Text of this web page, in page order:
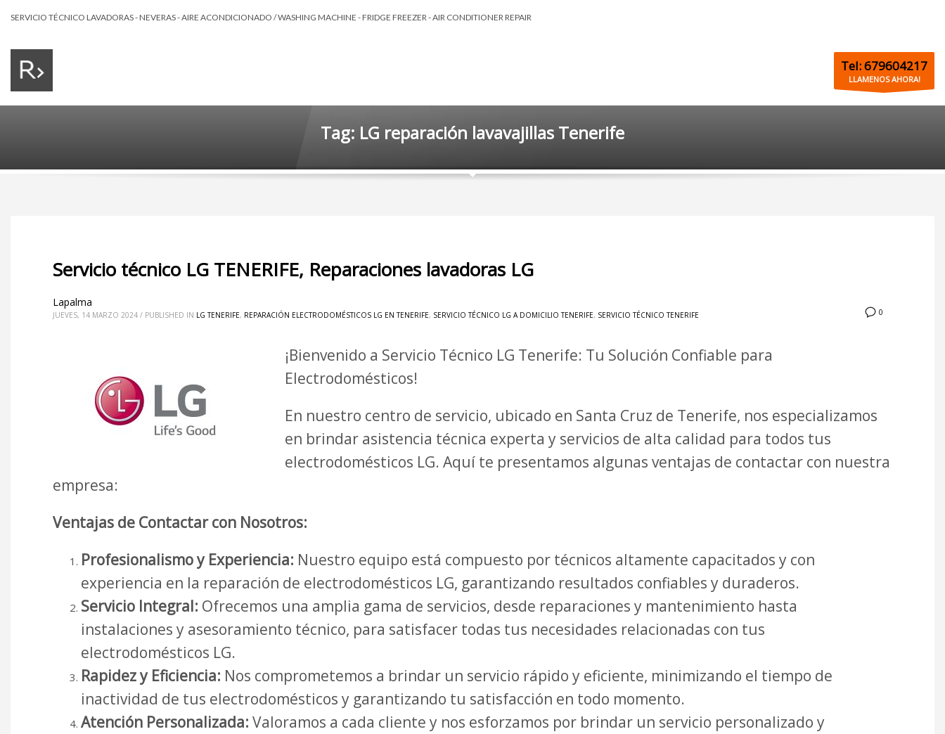
SERVICIO TÉCNICO LAVADORAS - NEVERAS - AIRE ACONDICIONADO / WASHING MACHINE - FRIDGE FREEZER - AIR CONDITIONER REPAIR
Tel: 679604217
LLAMENOS AHORA!
Tag: LG reparación lavavajillas Tenerife
Servicio técnico LG TENERIFE, Reparaciones lavadoras LG
0
Lapalma
JUEVES, 14 MARZO 2024 / PUBLISHED IN LG TENERIFE, REPARACIÓN ELECTRODOMÉSTICOS LG EN TENERIFE, SERVICIO TÉCNICO LG A DOMICILIO TENERIFE, SERVICIO TÉCNICO TENERIFE
¡Bienvenido a Servicio Técnico LG Tenerife: Tu Solución Confiable para
Electrodomésticos!
En nuestro centro de servicio, ubicado en Santa Cruz de Tenerife, nos especializamos
en brindar asistencia técnica experta y servicios de alta calidad para todos tus
electrodomésticos LG. Aquí te presentamos algunas ventajas de contactar con nuestra
empresa:
Ventajas de Contactar con Nosotros:
Profesionalismo y Experiencia: Nuestro equipo está compuesto por técnicos altamente capacitados y con
experiencia en la reparación de electrodomésticos LG, garantizando resultados confiables y duraderos.
Servicio Integral: Ofrecemos una amplia gama de servicios, desde reparaciones y mantenimiento hasta
instalaciones y asesoramiento técnico, para satisfacer todas tus necesidades relacionadas con tus
electrodomésticos LG.
Rapidez y Eficiencia: Nos comprometemos a brindar un servicio rápido y eficiente, minimizando el tiempo de
inactividad de tus electrodomésticos y garantizando tu satisfacción en todo momento.
Atención Personalizada: Valoramos a cada cliente y nos esforzamos por brindar un servicio personalizado y